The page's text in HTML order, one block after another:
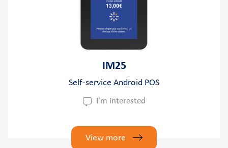
IM25
Self-service Αndroid POS
I'm interested
View more